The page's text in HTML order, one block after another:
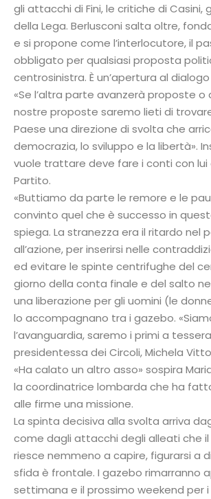
gli attacchi di Fini, le critiche di Casini,
della Lega. Berlusconi salta oltre,
e si propone come l’interlocutore, il
obbligato per qualsiasi proposta
centrosinistra. È un’apertura al
«Se l’altra parte avanzerà proposte o
nostre proposte saremo lieti di
Paese una direzione di svolta che
democrazia, lo sviluppo e la libertà».
vuole trattare deve fare i conti con lui
Partito.
«Buttiamo da parte le remore e le
convinto quel che è successo in
spiega. La stranezza era il ritardo nel
all’azione, per inserirsi nelle
ed evitare le spinte centrifughe del
giorno della conta finale e del salto
una liberazione per gli uomini (le
lo accompagnano tra i gazebo.
l’avanguardia, saremo i primi a
presidentessa dei Circoli, Michela
«Ha calato un altro asso» sospira
la coordinatrice lombarda che ha
alle firme una missione.
La spinta decisiva alla svolta arriva
come dagli attacchi degli alleati che il
riesce nemmeno a capire, figurarsi a
sfida è frontale. I gazebo rimarranno
settimana e il prossimo weekend per